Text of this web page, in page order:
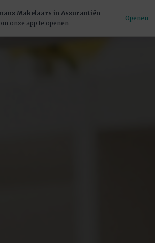
Makelaars in Assurantiën
onze app te openen
Openen